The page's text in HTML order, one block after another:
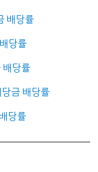
배당률
당률
배당률
금 배당률
당률